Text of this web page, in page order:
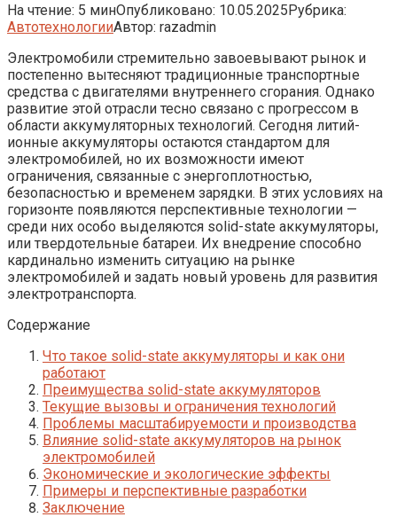
На чтение: 5 минОпубликовано: 10.05.2025Рубрика:
АвтотехнологииАвтор: razadmin
Электромобили стремительно завоевывают рынок и
постепенно вытесняют традиционные транспортные
средства с двигателями внутреннего сгорания. Однако
развитие этой отрасли тесно связано с прогрессом в
области аккумуляторных технологий. Сегодня литий-
ионные аккумуляторы остаются стандартом для
электромобилей, но их возможности имеют
ограничения, связанные с энергоплотностью,
безопасностью и временем зарядки. В этих условиях на
горизонте появляются перспективные технологии —
среди них особо выделяются solid-state аккумуляторы,
или твердотельные батареи. Их внедрение способно
кардинально изменить ситуацию на рынке
электромобилей и задать новый уровень для развития
электротранспорта.
Содержание
Что такое solid-state аккумуляторы и как они
работают
Преимущества solid-state аккумуляторов
Текущие вызовы и ограничения технологий
Проблемы масштабируемости и производства
Влияние solid-state аккумуляторов на рынок
электромобилей
Экономические и экологические эффекты
Примеры и перспективные разработки
Заключение